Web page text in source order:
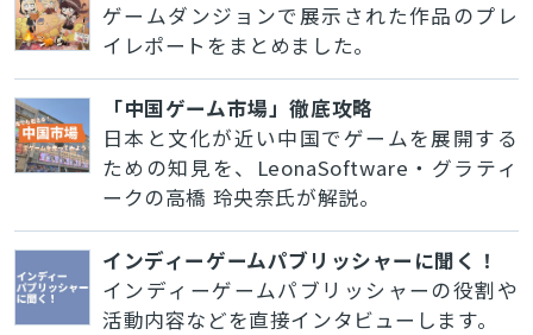
ゲームダンジョンで展示された作品のプレ
イレポートをまとめました。
「中国ゲーム市場」徹底攻略
日本と文化が近い中国でゲームを展開する
ための知見を、LeonaSoftware・グラティ
ークの高橋 玲央奈氏が解説。
インディーゲームパブリッシャーに聞く！
インディーゲームパブリッシャーの役割や
活動内容などを直接インタビューします。